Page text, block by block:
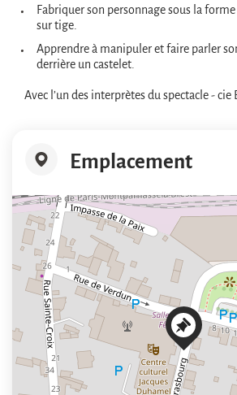
Fabriquer son personnage sous la
sur tige.
Apprendre à manipuler et faire parler
derrière un castelet.
Avec l’un des interprètes du spectacle - cie
Emplacement
+
−